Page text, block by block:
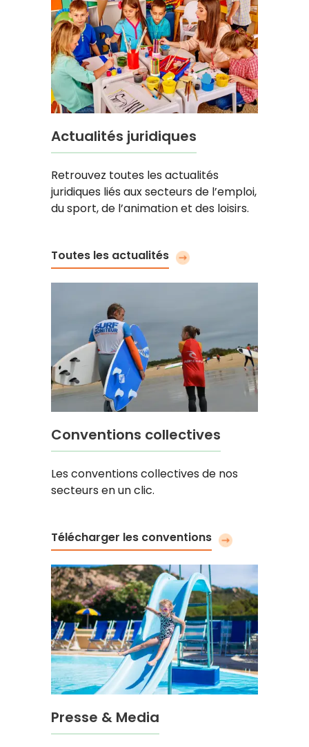
Actualités juridiques
Retrouvez toutes les actualités
juridiques liés aux secteurs de l’emploi,
du sport, de l’animation et des loisirs.
Toutes les actualités
Conventions collectives
Les conventions collectives de nos
secteurs en un clic.
Télécharger les conventions
Presse & Media